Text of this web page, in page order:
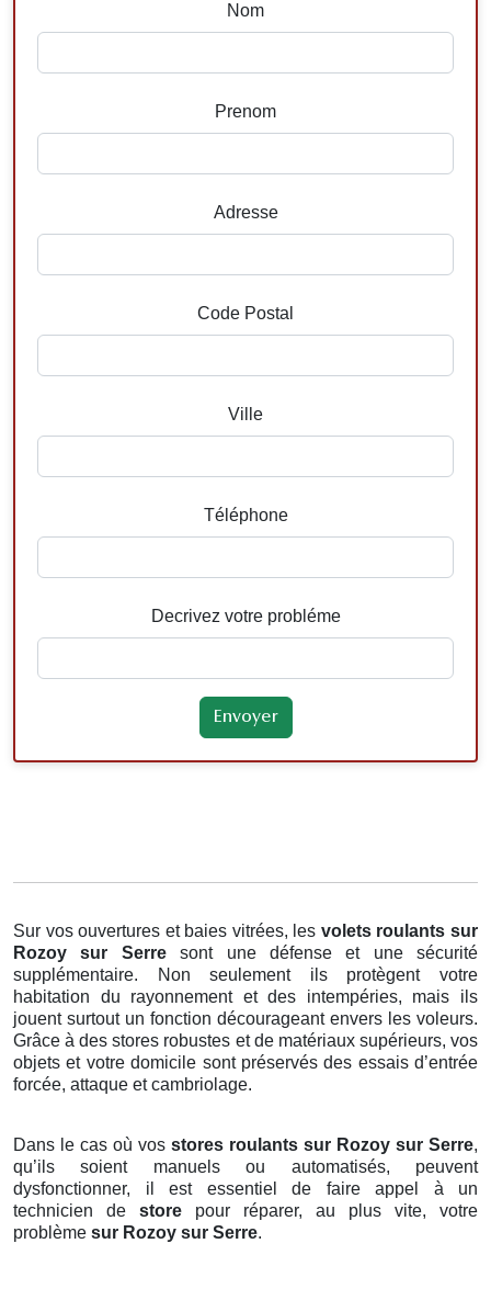
Nom
Prenom
Adresse
Code Postal
Ville
Téléphone
Decrivez votre probléme
Sur vos ouvertures et baies vitrées, les volets roulants sur
Rozoy sur Serresont une défense et une sécurité
supplémentaire. Non seulement ils protègent votre
habitation du rayonnement et des intempéries, mais ils
jouent surtout un fonction décourageant envers les voleurs.
Grâce à des stores robustes et de matériaux supérieurs, vos
objets et votre domicile sont préservés des essais d’entrée
forcée, attaque et cambriolage.
Dans le cas où vos stores roulants sur Rozoy sur Serre,
qu’ils soient manuels ou automatisés, peuvent
dysfonctionner, il est essentiel de faire appel à un
technicien de store pour réparer, au plus vite, votre
problème sur Rozoy sur Serre.